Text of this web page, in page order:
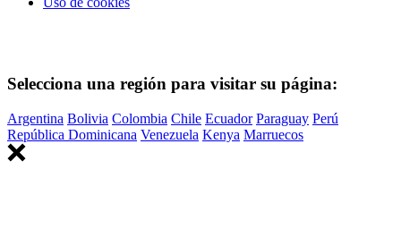
Selecciona una región para visitar su página:
Argentina Bolivia Colombia Chile Ecuador Paraguay Perú
República Dominicana Venezuela Kenya Marruecos